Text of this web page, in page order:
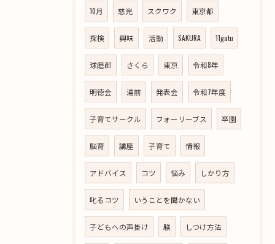
10月 慈光 スクワク 東京都
探検 興味 活動 SAKURA 11gatu
球磨郡 さくら 東京 令和8年
明徳会 湯前 発表会 令和7年度
子育てサークル フォーリーブス 卒園
脳育 講座 子育て 情報
アドバイス コツ 悩み しかり方
叱るコツ いうことを聞かない
子どもへの声掛け 躾 しつけ方法